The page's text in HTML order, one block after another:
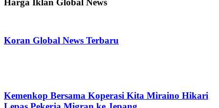
Harga Iklan Global News
Koran Global News Terbaru
Kemenkop Bersama Koperasi Kita Miraino Hikari